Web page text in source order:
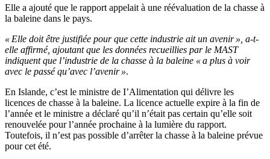
Elle a ajouté que le rapport appelait à une réévaluation de la chasse à
la baleine dans le pays.
« Elle doit être justifiée pour que cette industrie ait un avenir », a-t-
elle affirmé, ajoutant que les données recueillies par le MAST
indiquent que l’industrie de la chasse à la baleine « a plus à voir
avec le passé qu’avec l’avenir ».
En Islande, c’est le ministre de I’Alimentation qui délivre les
licences de chasse à la baleine. La licence actuelle expire à la fin de
l’année et le ministre a déclaré qu’il n’était pas certain qu’elle soit
renouvelée pour l’année prochaine à la lumière du rapport.
Toutefois, il n’est pas possible d’arrêter la chasse à la baleine prévue
pour cet été.